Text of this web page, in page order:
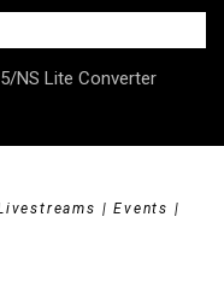
NS Lite Converter
HerStory, Beyond
| Events |